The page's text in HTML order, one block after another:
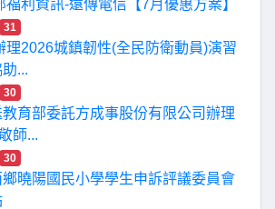
福利資訊-遠傳電信【7月優惠方案】
31
理2026城鎮韌性(全民防衛動員)演習
...
30
育部委託方成事股份有限公司辦理
師...
30
曉陽國民小學學生申訴評議委員會